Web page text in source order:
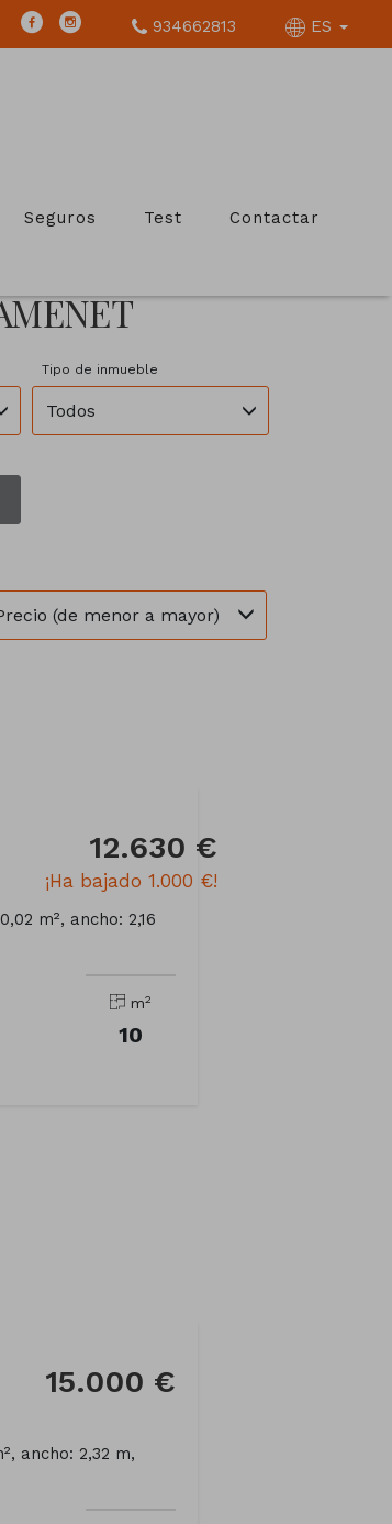
934662813 ES
Seguros Test Contactar
Tipo de inmueble
Todos
(de menor a mayor)
12.630 €
¡Ha bajado 1.000 €!
m², ancho: 2,16
m2
10
15.000 €
ancho: 2,32 m,